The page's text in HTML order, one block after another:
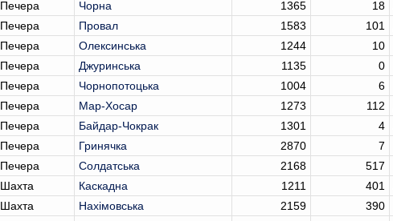
Печера Чорна 1365 18
Печера Провал 1583 101
Печера Олексинська 1244 10
Печера Джуринська 1135 0
Печера Чорнопотоцька 1004 6
Печера Мар-Хосар 1273 112
Печера Байдар-Чокрак 1301 4
Печера Гринячка 2870 7
Печера Солдатська 2168 517
Шахта Каскадна 1211 401
Шахта Нахімовська 2159 390